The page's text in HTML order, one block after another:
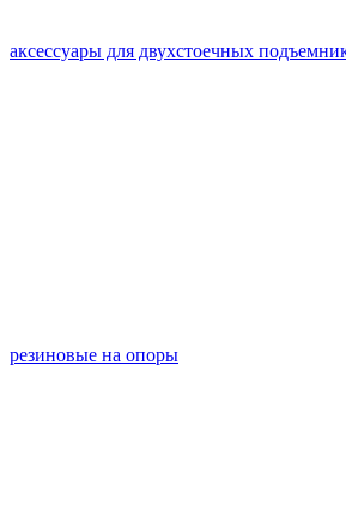
аксессуары для двухстоечных
резиновые на опоры